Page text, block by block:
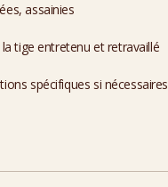
assainies
la tige entretenu et retravaillé
spécifiques si nécessaires